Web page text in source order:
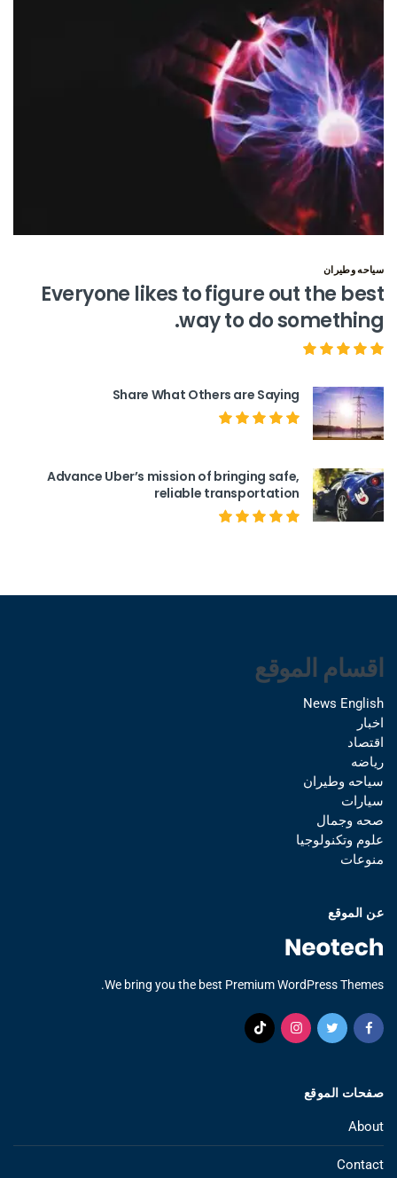
سياحه وطيران
Everyone likes to figure out the best
way to do something.
Share What Others are Saying
Advance Uber’s mission of bringing safe,
reliable transportation
اقسام الموقع
News English
اخبار
اقتصاد
رياضه
سياحه وطيران
سيارات
صحه وجمال
علوم وتكنولوجيا
منوعات
عن الموقع
We bring you the best Premium WordPress Themes.
صفحات الموقع
About
Contact